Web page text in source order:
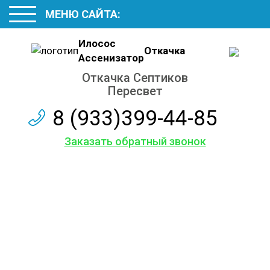
Илосос
Ассенизатор
Откачка
Откачка Септиков
Пересвет
8 (933)399-44-85
Заказать обратный звонок
МЕНЮ САЙТА: